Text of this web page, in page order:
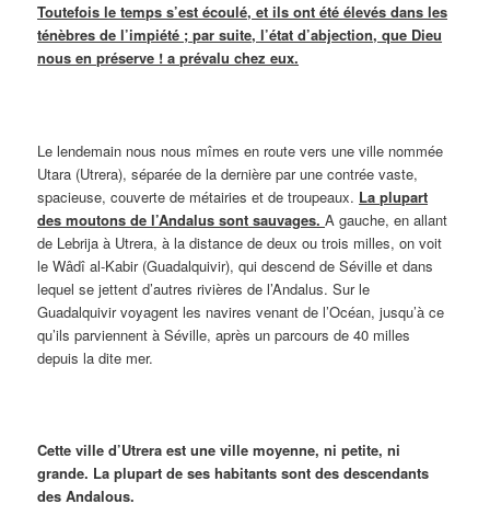
Toutefois le temps s’est écoulé, et ils ont été élevés dans les
ténèbres de l’impiété ; par suite, l’état d’abjection, que Dieu
nous en préserve ! a prévalu chez eux.
Le lendemain nous nous mîmes en route vers une ville nommée
Utara (Utrera), séparée de la dernière par une contrée vaste,
spacieuse, couverte de métairies et de troupeaux. La plupart
des moutons de l’Andalus sont sauvages.A gauche, en allant
de Lebrija à Utrera, à la distance de deux ou trois milles, on voit
le Wâdî al-Kabir (Guadalquivir), qui descend de Séville et dans
lequel se jettent d’autres rivières de l’Andalus. Sur le
Guadalquivir voyagent les navires venant de l’Océan, jusqu’à ce
qu’ils parviennent à Séville, après un parcours de 40 milles
depuis la dite mer.
Cette ville d’Utrera est une ville moyenne, ni petite, ni
grande. La plupart de ses habitants sont des descendants
des Andalous.